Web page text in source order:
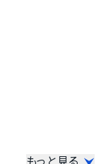
もっと見る